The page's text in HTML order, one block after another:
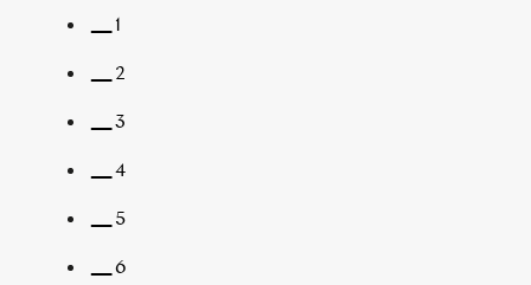
1
2
3
4
5
6